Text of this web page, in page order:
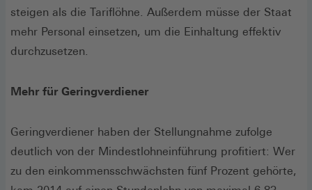
steigen als die Tariflöhne. Außerdem müsse der Staat
mehr Personal einsetzen, um die Einhaltung effektiv
durchzusetzen.
Mehr für Geringverdiener
Geringverdiener haben der Stellungnahme zufolge
deutlich von der Mindestlohneinführung profitiert: Wer
zu den einkommensschwächsten fünf Prozent gehörte,